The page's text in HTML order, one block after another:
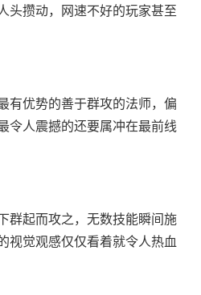
头攒动，网速不好的玩家甚至
有优势的善于群攻的法师，偏
令人震撼的还要属冲在最前线
群起而攻之，无数技能瞬间施
视觉观感仅仅看着就令人热血